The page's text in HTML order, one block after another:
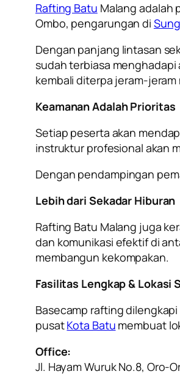
Rafting Batu Malang adalah
Ombo, pengarungan di
Dengan panjang lintasan
sudah terbiasa
kembali diterpa jeram-
Keamanan Adalah Prioritas
Setiap peserta akan
instruktur profesional akan
Dengan pendampingan
Lebih dari Sekadar Hiburan
Rafting Batu Malang juga
dan komunikasi efektif di
membangun kekompakan.
Fasilitas Lengkap & Lokasi
Basecamp rafting
pusatKota Batu membuat
Office:
Jl. Hayam Wuruk No.8, Oro-